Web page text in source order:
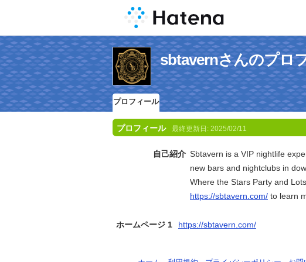
sbtavernさんのプロ
プロフィール
プロフィール 最終更新日: 2025/02/11
自己紹介 Sbtavern is a VIP nightlife
new bars and nightclubs in
Where the Stars Party and
https://sbtavern.com/ to learn
ホームページ 1 https://sbtavern.com/